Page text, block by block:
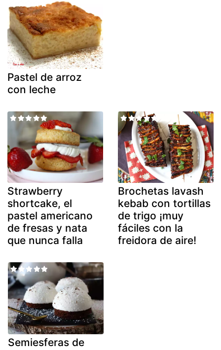
Pastel de arroz
con leche
Strawberry
shortcake, el
pastel americano
de fresas y nata
que nunca falla
Brochetas lavash
kebab con tortillas
de trigo ¡muy
fáciles con la
freidora de aire!
Semiesferas de